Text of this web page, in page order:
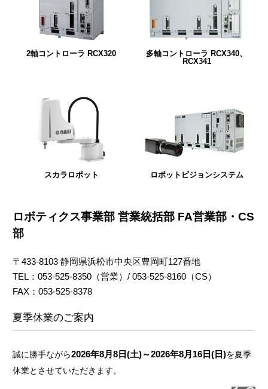
2軸コントローラ RCX320
多軸コントローラ RCX340、
RCX341
スカラロボット ロボットビジョンシステム
ロボティクス事業部 営業統括部 FA営業部・CS
部
〒433-8103 静岡県浜松市中央区豊岡町127番地
TEL：053-525-8350（営業）/ 053-525-8160（CS）
FAX：053-525-8378
夏季休業のご案内
誠に勝手ながら2026年8月8日(土)～2026年8月16日(日)を夏季
休業とさせていただきます。